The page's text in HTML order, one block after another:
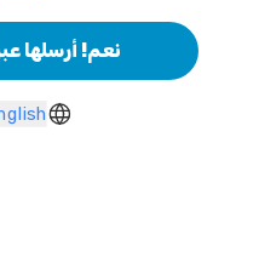
نعم! أرسلها